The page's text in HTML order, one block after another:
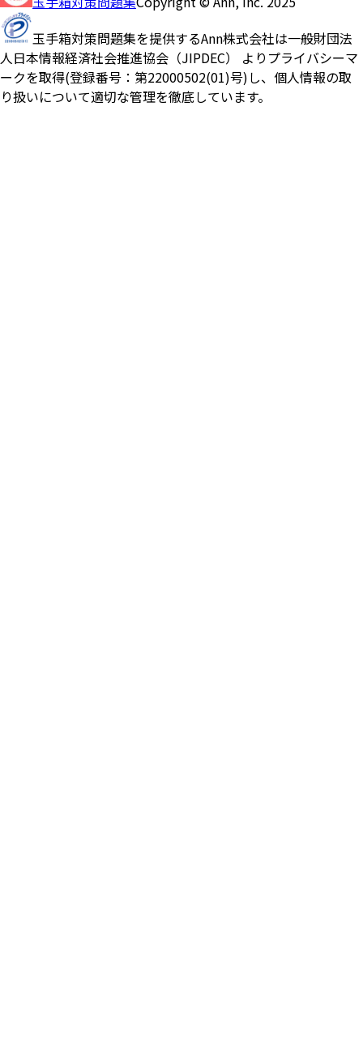
玉手箱対策問題集を提供するAnn株式会社は一般財団法
人日本情報経済社会推進協会（JIPDEC） よりプライバシーマ
ークを取得(登録番号：第22000502(01)号)し、個人情報の取
り扱いについて適切な管理を徹底しています。